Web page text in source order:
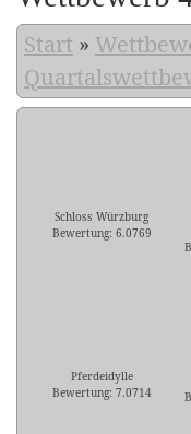
Start »
Schloss Würzburg
Bewertung: 6.0769
Pferdeidylle
Bewertung: 7.0714